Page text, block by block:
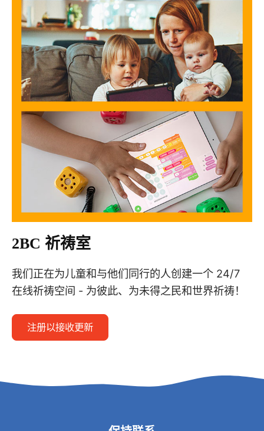
2BC 祈祷室
我们正在为儿童和与他们同行的人创建一个 24/7
在线祈祷空间 - 为彼此、为未得之民和世界祈祷！
注册以接收更新